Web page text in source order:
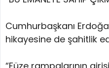
Cumhurbaşkanı
hikayesine de şahitlik